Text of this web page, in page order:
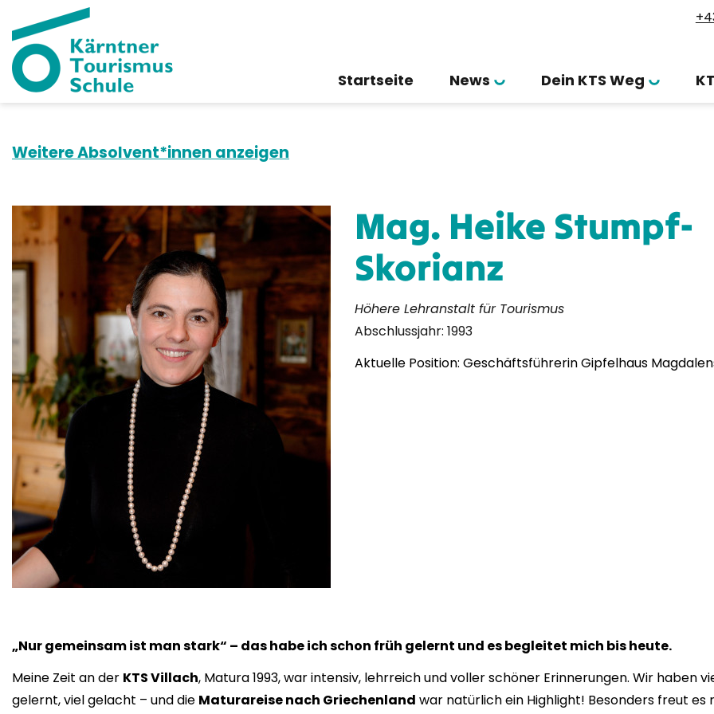
Startseite News Dein KTS Weg
Weitere Absolvent*innen anzeigen
Mag. Heike Stumpf-
Skorianz
Höhere Lehranstalt für Tourismus
Abschlussjahr: 1993
Aktuelle Position: Geschäftsführerin Gipfelhaus
„Nur gemeinsam ist man stark“ – das habe ich schon früh gelernt und es begleitet mich bis heute.
Meine Zeit an der KTS Villach, Matura 1993, war intensiv, lehrreich und voller schöner Erinnerungen. Wir haben
gelernt, viel gelacht – und die Maturareise nach Griechenland war natürlich ein Highlight! Besonders freut es